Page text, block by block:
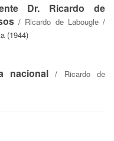
Dr. Ricardo de
/ Ricardo de Labougle/
(1944)
nacional / Ricardo de